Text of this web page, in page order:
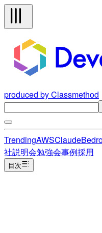
produced by Classmethod
TrendingAWSClaude
社説明会勉強会事例採用
目次